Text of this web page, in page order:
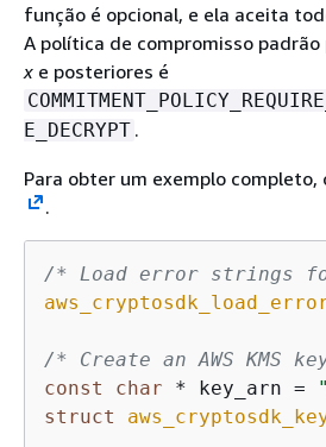
função é opcional, e ela aceita
A política de compromisso padrão
x e posteriores é
E_DECRYPT .
Para obter um exemplo completo,
.
/* Load error strings
/* Create an AWS KMS
const
char * key_arn = "
struct